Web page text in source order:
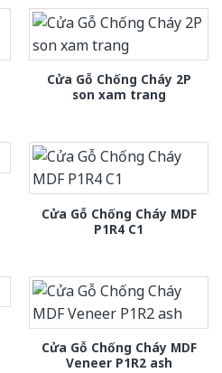
Cửa Gỗ Chống Cháy 2P
son xam trang
Cửa Gỗ Chống Cháy MDF
P1R4 C1
Cửa Gỗ Chống Cháy MDF
Veneer P1R2 ash